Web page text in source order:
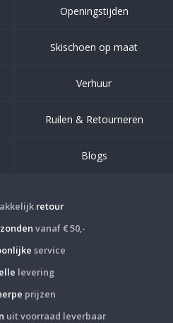
Openingstijden
Skischoen op maat
Verhuur
Ruilen & Retourneren
Blogs
retour
vanaf € 50,-
service
levering
prijzen
uit voorraad leverbaar